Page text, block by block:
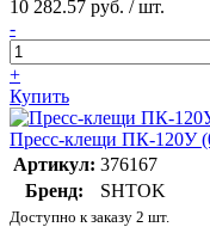
10 282.57 руб. / шт.
-
+
Купить
Пресс-клещи ПК-120У
Артикул: 376167
Бренд:
SHTOK
Доступно к заказу 2 шт.